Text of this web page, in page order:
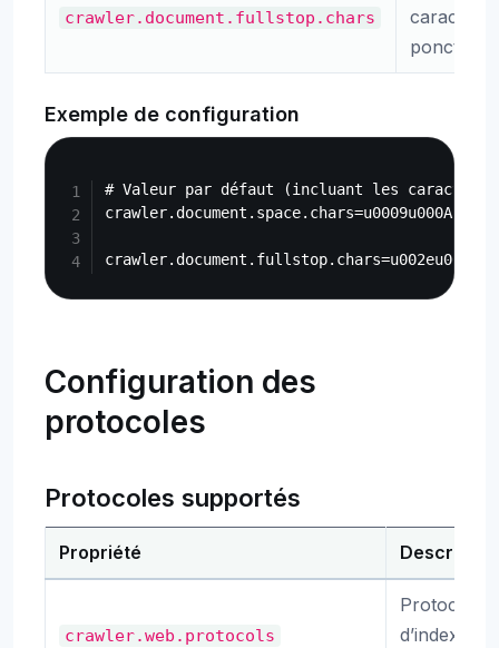
crawler.document.fullstop.chars
Exemple de configuration
# Valeur par défaut (incluant les caractères
Configuration des
protocoles
Protocoles supportés
Propriété
crawler.web.protocols
Protocoles
d’indexation